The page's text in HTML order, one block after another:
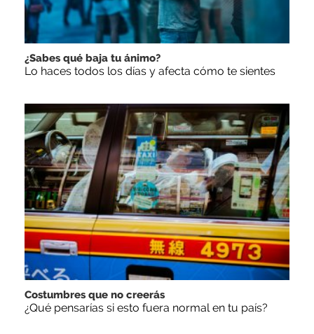
¿Sabes qué baja tu ánimo?
Lo haces todos los días y afecta cómo te sientes
Costumbres que no creerás
¿Qué pensarías si esto fuera normal en tu país?